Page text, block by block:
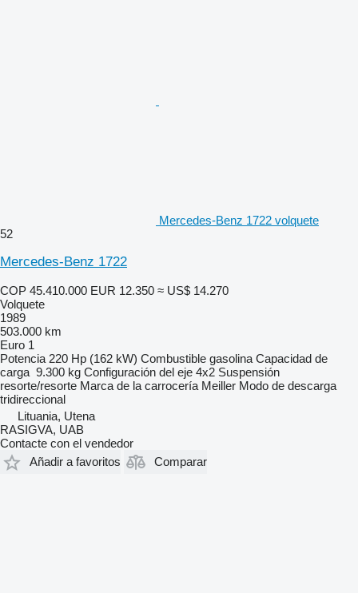
Mercedes-Benz 1722 volquete
52
Mercedes-Benz 1722
COP 45.410.000 EUR 12.350 ≈ US$ 14.270
Volquete
1989
503.000 km
Euro 1
Potencia 220 Hp (162 kW) Combustible gasolina Capacidad de
carga 9.300 kg Configuración del eje 4x2 Suspensión
resorte/resorte Marca de la carrocería Meiller Modo de descarga
tridireccional
Lituania, Utena
RASIGVA, UAB
Contacte con el vendedor
Añadir a favoritos
Comparar